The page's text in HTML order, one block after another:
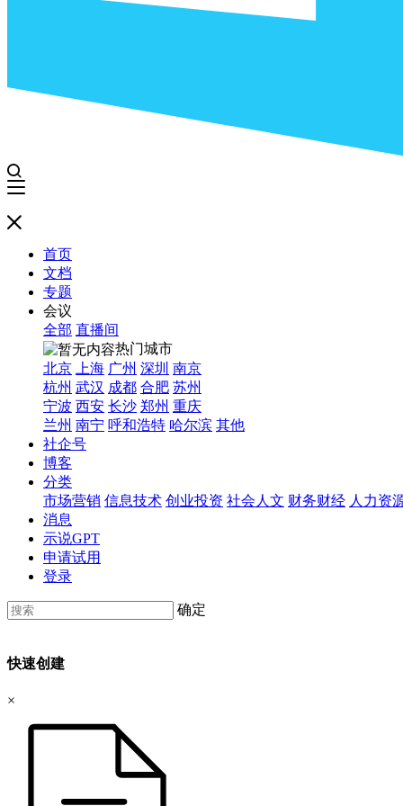
首页
文档
专题
会议
全部 直播间
热门城市
北京
上海 广州 深圳 南京
杭州 武汉 成都 合肥 苏州
宁波 西安 长沙 郑州 重庆
兰州 南宁 呼和浩特 哈尔滨 其他
社企号
博客
分类
市场营销 信息技术 创业投资 社会人文 财务财经 人力资
消息
示说GPT
申请试用
登录
确定
快速创建
×